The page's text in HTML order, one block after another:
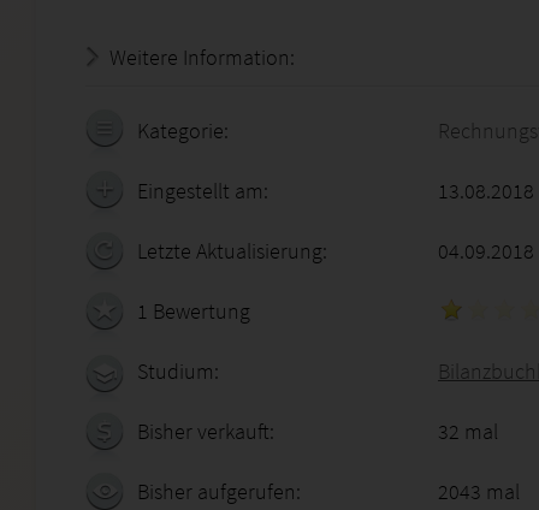
Weitere Information:
Kategorie:
Eingestellt am:
Letzte Aktualisierung: 04.09.2018
1 Bewertung
Studium:
Bisher verkauft: 32 mal
Bisher aufgerufen: 2043 mal